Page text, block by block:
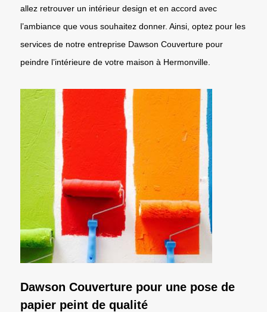
allez retrouver un intérieur design et en accord avec
l’ambiance que vous souhaitez donner. Ainsi, optez pour les
services de notre entreprise Dawson Couverture pour
peindre l’intérieure de votre maison à Hermonville.
Dawson Couverture pour une pose de
papier peint de qualité